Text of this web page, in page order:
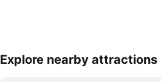
Explore nearby attractions